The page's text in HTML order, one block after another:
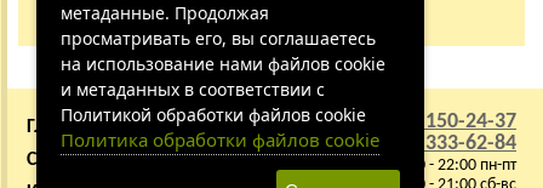
Не дозвонились?
+7 (495) 150-24-37
8 (800) 333-62-84
9:00 - 22:00 пн-пт
ГЛАВНАЯ
О КОМПАНИИ
СОТРУДНИЧЕСТВО
ВАКАНСИИ
метаданные. Продолжая
просматривать его, вы соглашаетесь
на использование нами файлов cookie
и метаданных в соответствии с
Политикой обработки файлов cookie
Политика обработки файлов cookie